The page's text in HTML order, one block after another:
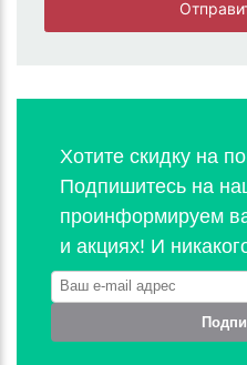
Хотите скидку на
Подпишитесь на
проинформируем
и акциях! И